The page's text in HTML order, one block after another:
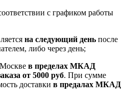
с графиком работы
на следующий день после
, либо через день;
в пределах МКАД
от 5000 руб. При сумме
доставки в предалах МКАД